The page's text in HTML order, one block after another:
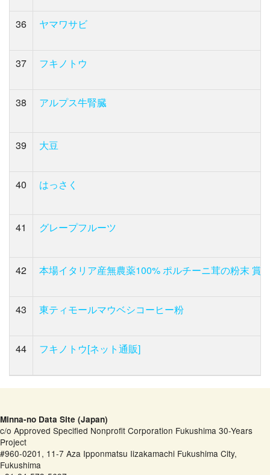
36 ヤマワサビ
37 フキノトウ
38 アルプス牛腎臓
39 大豆
40 はっさく
41 グレープフルーツ
42 本場イタリア産無農薬100% ポルチーニ茸の粉末 賞
43 東ティモールマウベシコーヒー粉
44 フキノトウ[ネット通販]
Minna-no Data Site (Japan)
c/o Approved Specified Nonprofit Corporation Fukushima 30-Years
Project
#960-0201, 11-7 Aza Ipponmatsu Iizakamachi Fukushima City,
Fukushima